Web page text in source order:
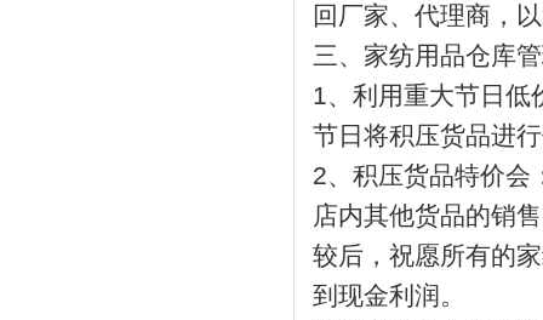
回厂家、代理商，
三、家纺用品仓库
1、利用重大节日低
节日将积压货品进
2、积压货品特价会
店内其他货品的销
较后，祝愿所有的
到现金利润。